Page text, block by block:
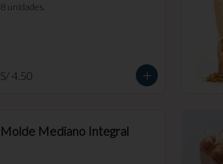
8 unidades.
S/ 4.50
Molde Mediano Integral